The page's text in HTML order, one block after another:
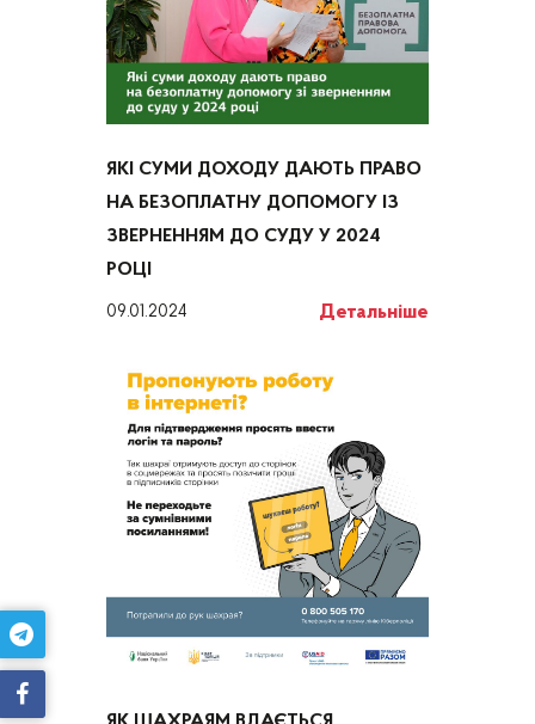
ЯКІ СУМИ ДОХОДУ ДАЮТЬ ПРАВО
НА БЕЗОПЛАТНУ ДОПОМОГУ ІЗ
ЗВЕРНЕННЯМ ДО СУДУ У 2024
РОЦІ
09.01.2024 Детальніше